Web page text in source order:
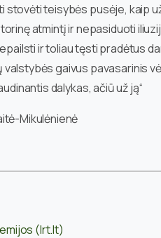
stovėti teisybės pusėje, kaip
atmintį ir nepasiduoti
ir toliau tęsti pradėtus
gaivus pavasarinis
dalykas, ačiū už ją“
Mikulėnienė
(lrt.lt)